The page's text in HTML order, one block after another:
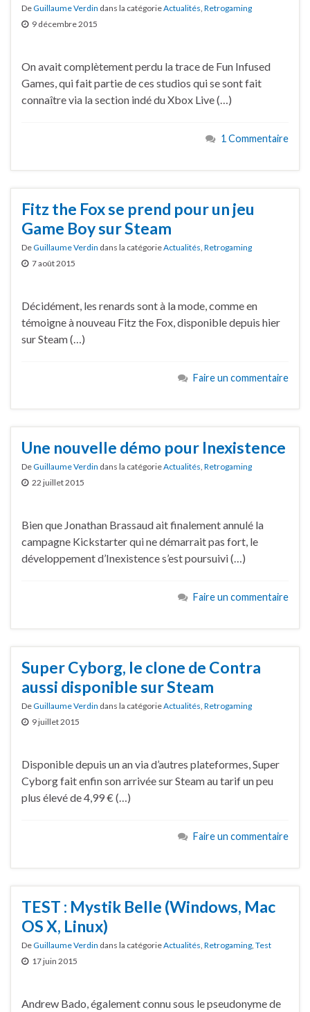
DeGuillaume Verdin dans la catégorieActualités, Retrogaming
9 décembre 2015
On avait complètement perdu la trace de Fun Infused
Games, qui fait partie de ces studios qui se sont fait
connaître via la section indé du Xbox Live (…)
1 Commentaire
Fitz the Fox se prend pour un jeu
Game Boy sur Steam
DeGuillaume Verdin dans la catégorieActualités Retrogaming
7 août 2015
Décidément, les renards sont à la mode, comme en
témoigne à nouveau Fitz the Fox, disponible depuis hier
sur Steam (…)
Faire un commentaire
Une nouvelle démo pour Inexistence
DeGuillaume Verdin dans la catégorieActualités, Retrogaming
22 juillet 2015
Bien que Jonathan Brassaud ait finalement annulé la
campagne Kickstarter qui ne démarrait pas fort, le
développement d’Inexistence s’est poursuivi (…)
Faire un commentaire
Super Cyborg, le clone de Contra
aussi disponible sur Steam
DeGuillaume Verdin dans la catégorieActualités Retrogaming
9 juillet 2015
Disponible depuis un an via d’autres plateformes, Super
Cyborg fait enfin son arrivée sur Steam au tarif un peu
plus élevé de 4,99 € (…)
Faire un commentaire
TEST : Mystik Belle (Windows, Mac
OS X, Linux)
DeGuillaume Verdin dans la catégorieActualités Retrogaming Test
17 juin 2015
Andrew Bado, également connu sous le pseudonyme de